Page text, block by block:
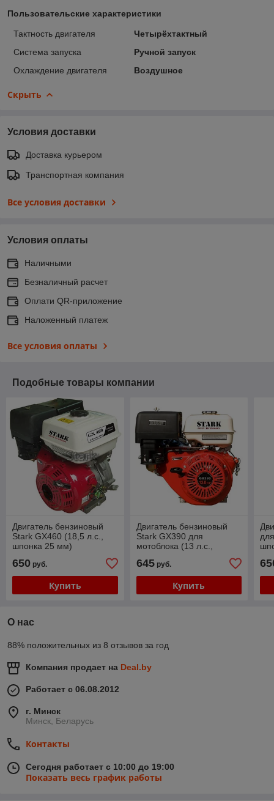
Пользовательские характеристики
Тактность двигателя
Четырёхтактный
Система запуска
Ручной запуск
Охлаждение двигателя
Воздушное
Скрыть
Условия доставки
Доставка курьером
Транспортная компания
Все условия доставки
Условия оплаты
Наличными
Безналичный расчет
Оплати QR-приложение
Наложенный платеж
Все условия оплаты
Подобные товары компании
Двигатель бензиновый
Stark GX460 (18,5 л.с.,
шпонка 25 мм)
650 руб.
Купить
Двигатель бензиновый
Stark GX390 для
мотоблока (13 л.с.,
645руб.
Купить
О нас
88% положительных из 8 отзывов за год
Компания продает на Deal.by
Работает с 06.08.2012
г. Минск
Минск, Беларусь
Контакты
Сегодня работает с 10:00 до 19:00
Показать весь график работы